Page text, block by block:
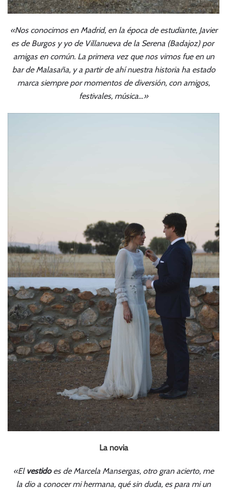
«Nos conocimos en Madrid, en la época de estudiante, Javier
es ​de Burgos y yo de Villanueva de la Serena (Badajoz) por ​
amigas en común. La primera vez que nos vimos fue en un
bar ​de Malasaña, y a partir de ahí nuestra historia ha estado
marca ​siempre por momentos de diversión, con amigos,
festivales, ​música…»
La novia
«El vestidoes de Marcela Mansergas, otro gran acierto, me
la dio a conocer mi hermana, qué sin duda, es para mi un